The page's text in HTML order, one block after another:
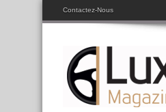
Contactez-Nous